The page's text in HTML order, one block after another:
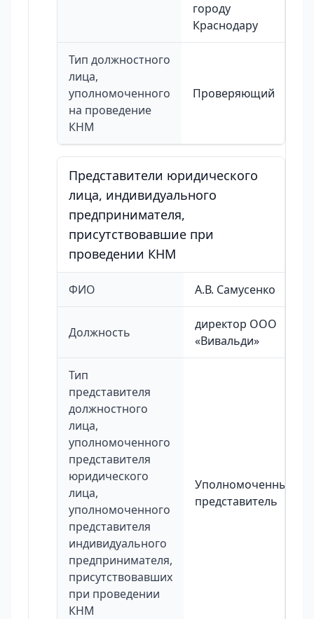
городу
Краснодару
Тип должностного
лица,
уполномоченного
на проведение
КНМ
Проверяющий
Представители юридического
лица, индивидуального
предпринимателя,
присутствовавшие при
проведении КНМ
ФИО А.В. Самусенко
Должность
директор ООО
«Вивальди»
Тип
представителя
должностного
лица,
уполномоченного
представителя
юридического
лица,
уполномоченного
представителя
индивидуального
предпринимателя,
присутствовавших
при проведении
КНМ
Уполномоченный
представитель